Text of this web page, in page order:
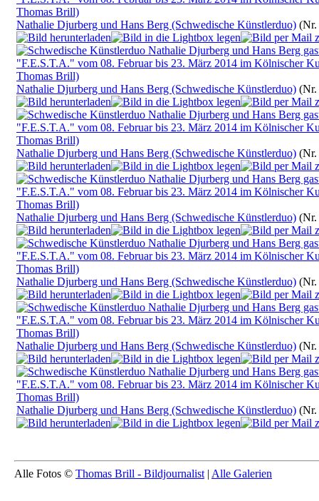
Nathalie Djurberg und Hans Berg (Schwedische Künstlerduo) (Nr.
Nathalie Djurberg und Hans Berg (Schwedische Künstlerduo) (Nr.
Nathalie Djurberg und Hans Berg (Schwedische Künstlerduo) (Nr.
Nathalie Djurberg und Hans Berg (Schwedische Künstlerduo) (Nr.
Nathalie Djurberg und Hans Berg (Schwedische Künstlerduo) (Nr.
Nathalie Djurberg und Hans Berg (Schwedische Künstlerduo) (Nr.
Nathalie Djurberg und Hans Berg (Schwedische Künstlerduo) (Nr.
Alle Fotos © Thomas Brill - Bildjournalist | Alle Galerien